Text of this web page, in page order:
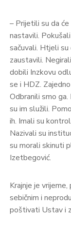
– Prijetili su da
nastavili.
sačuvali. Htjeli
zaustavili.
dobili Inzkovu
se i HDZ.
Odbranili smo
su im služili.
ih. Imali su
Nazivali su
su morali skinuti
Izetbegović.
Krajnje je
sebičnim i
poštivati Ustav i